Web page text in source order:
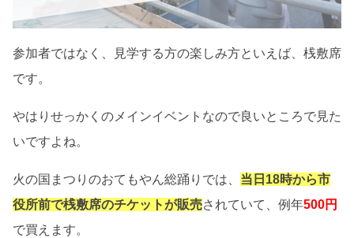
参加者ではなく、見学する方の楽しみ方といえば、桟敷席
です。
やはりせっかくのメインイベントなので良いところで見た
いですよね。
火の国まつりのおてもやん総踊りでは、 当日18時から市
役所前で桟敷席のチケットが販売されていて、例年500円
で買えます。